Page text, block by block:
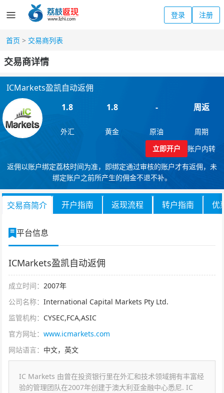
登录 注册
首页 > 交易商列表
交易商详情
ICMarkets盈凯自动返佣
1.8
外汇
1.8
黄金
-
原油
周返
周期
立即开户
账户内转
返佣以账户绑定荔枝时间为准，即绑定通过审核的账户才有返佣，未
绑定账户之前所产生的佣金不退不补。
交易商简介 开户指南 返现流程 转户指南 优
平台信息
ICMarkets盈凯自动返佣
成立时间： 2007年
公司名称： International Capital Markets Pty Ltd.
监管机构： CYSEC,FCA,ASIC
官方网址： www.icmarkets.com
网站语言： 中文，英文
IC Markets 由曾在投资银行里在外汇和技术领域拥有丰富经
验的管理团队在2007年创建于澳大利亚金融中心悉尼. IC